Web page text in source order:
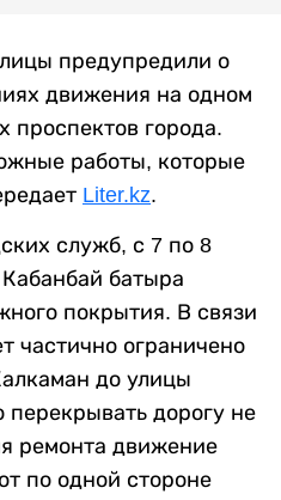
предупредили о
движения на одном
проспектов города.
работы, которые
Liter.kz.
служб, с 7 по 8
батыра
покрытия. В связи
частично ограничено
до улицы
дорогу не
ремонта движение
по одной стороне